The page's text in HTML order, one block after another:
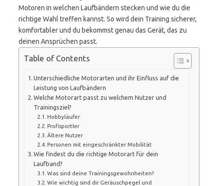
Motoren in welchen Laufbändern stecken und wie du die
richtige Wahl treffen kannst. So wird dein Training sicherer,
komfortabler und du bekommst genau das Gerät, das zu
deinen Ansprüchen passt.
Table of Contents
Unterschiedliche Motorarten und ihr Einfluss auf die
Leistung von Laufbändern
Welche Motorart passt zu welchem Nutzer und
Trainingsziel?
Hobbyläufer
Profisportler
Ältere Nutzer
Personen mit eingeschränkter Mobilität
Wie findest du die richtige Motorart für dein
Laufband?
Was sind deine Trainingsgewohnheiten?
Wie wichtig sind dir Geräuschpegel und